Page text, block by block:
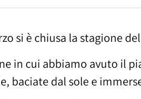
si è chiusa la stagione
in cui abbiamo avuto il
baciate dal sole e